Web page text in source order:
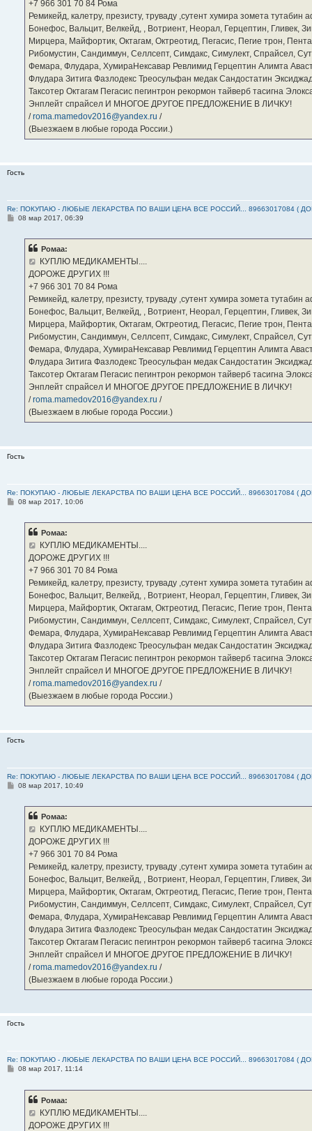
‪+7 966 301 70 84‬ Рома
Ремикейд, калетру, презисту, труваду ,сутент хумира зомета
Бонефос, Вальцит, Велкейд, , Вотриент, Неорал, Герцептин, Гливек,
Мирцера, Майфортик, Октагам, Октреотид, Пегасис, Пегие трон,
Рибомустин, Сандиммун, Селлсепт, Симдакс, Симулект, Спрайсел,
Фемара, Флудара, ХумираНексавар Ревлимид Герцептин Алимта
Флудара Зитига Фазлодекс Треосульфан медак Сандостатин
Таксотер Октагам Пегасис пегинтрон рекормон тайверб тасигна
Энплейт спрайсел И МНОГОЕ ДРУГОЕ ПРЕДЛОЖЕНИЕ В ЛИЧКУ!
/roma.mamedov2016@yandex.ru /
(Выезжаем в любые города России.)
Гость
Re: ПОКУПАЮ - ЛЮБЫЕ ЛЕКАРСТВА ПО ВАШИ ЦЕНА ВСЕ РОССИЙ... 89663017084 (
С08 мар 2017, 06:39
Ромаа:
КУПЛЮ МЕДИКАМЕНТЫ....
ДОРОЖЕ ДРУГИХ !!!
‪+7 966 301 70 84‬ Рома
Ремикейд, калетру, презисту, труваду ,сутент хумира зомета
Бонефос, Вальцит, Велкейд, , Вотриент, Неорал, Герцептин, Гливек,
Мирцера, Майфортик, Октагам, Октреотид, Пегасис, Пегие трон,
Рибомустин, Сандиммун, Селлсепт, Симдакс, Симулект, Спрайсел,
Фемара, Флудара, ХумираНексавар Ревлимид Герцептин Алимта
Флудара Зитига Фазлодекс Треосульфан медак Сандостатин
Таксотер Октагам Пегасис пегинтрон рекормон тайверб тасигна
Энплейт спрайсел И МНОГОЕ ДРУГОЕ ПРЕДЛОЖЕНИЕ В ЛИЧКУ!
/roma.mamedov2016@yandex.ru /
(Выезжаем в любые города России.)
Гость
Re: ПОКУПАЮ - ЛЮБЫЕ ЛЕКАРСТВА ПО ВАШИ ЦЕНА ВСЕ РОССИЙ... 89663017084 (
С08 мар 2017, 10:06
Ромаа:
КУПЛЮ МЕДИКАМЕНТЫ....
ДОРОЖЕ ДРУГИХ !!!
‪+7 966 301 70 84‬ Рома
Ремикейд, калетру, презисту, труваду ,сутент хумира зомета
Бонефос, Вальцит, Велкейд, , Вотриент, Неорал, Герцептин, Гливек,
Мирцера, Майфортик, Октагам, Октреотид, Пегасис, Пегие трон,
Рибомустин, Сандиммун, Селлсепт, Симдакс, Симулект, Спрайсел,
Фемара, Флудара, ХумираНексавар Ревлимид Герцептин Алимта
Флудара Зитига Фазлодекс Треосульфан медак Сандостатин
Таксотер Октагам Пегасис пегинтрон рекормон тайверб тасигна
Энплейт спрайсел И МНОГОЕ ДРУГОЕ ПРЕДЛОЖЕНИЕ В ЛИЧКУ!
/roma.mamedov2016@yandex.ru /
(Выезжаем в любые города России.)
Гость
Re: ПОКУПАЮ - ЛЮБЫЕ ЛЕКАРСТВА ПО ВАШИ ЦЕНА ВСЕ РОССИЙ... 89663017084 (
С08 мар 2017, 10:49
Ромаа:
КУПЛЮ МЕДИКАМЕНТЫ....
ДОРОЖЕ ДРУГИХ !!!
‪+7 966 301 70 84‬ Рома
Ремикейд, калетру, презисту, труваду ,сутент хумира зомета
Бонефос, Вальцит, Велкейд, , Вотриент, Неорал, Герцептин, Гливек,
Мирцера, Майфортик, Октагам, Октреотид, Пегасис, Пегие трон,
Рибомустин, Сандиммун, Селлсепт, Симдакс, Симулект, Спрайсел,
Фемара, Флудара, ХумираНексавар Ревлимид Герцептин Алимта
Флудара Зитига Фазлодекс Треосульфан медак Сандостатин
Таксотер Октагам Пегасис пегинтрон рекормон тайверб тасигна
Энплейт спрайсел И МНОГОЕ ДРУГОЕ ПРЕДЛОЖЕНИЕ В ЛИЧКУ!
/roma.mamedov2016@yandex.ru /
(Выезжаем в любые города России.)
Гость
Re: ПОКУПАЮ - ЛЮБЫЕ ЛЕКАРСТВА ПО ВАШИ ЦЕНА ВСЕ РОССИЙ... 89663017084 (
С08 мар 2017, 11:14
Ромаа:
КУПЛЮ МЕДИКАМЕНТЫ....
ДОРОЖЕ ДРУГИХ !!!